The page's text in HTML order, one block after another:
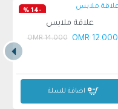
-14 %
علاقة ملابس
12.000 OMR
14.000 OMR
اضافة للسلة